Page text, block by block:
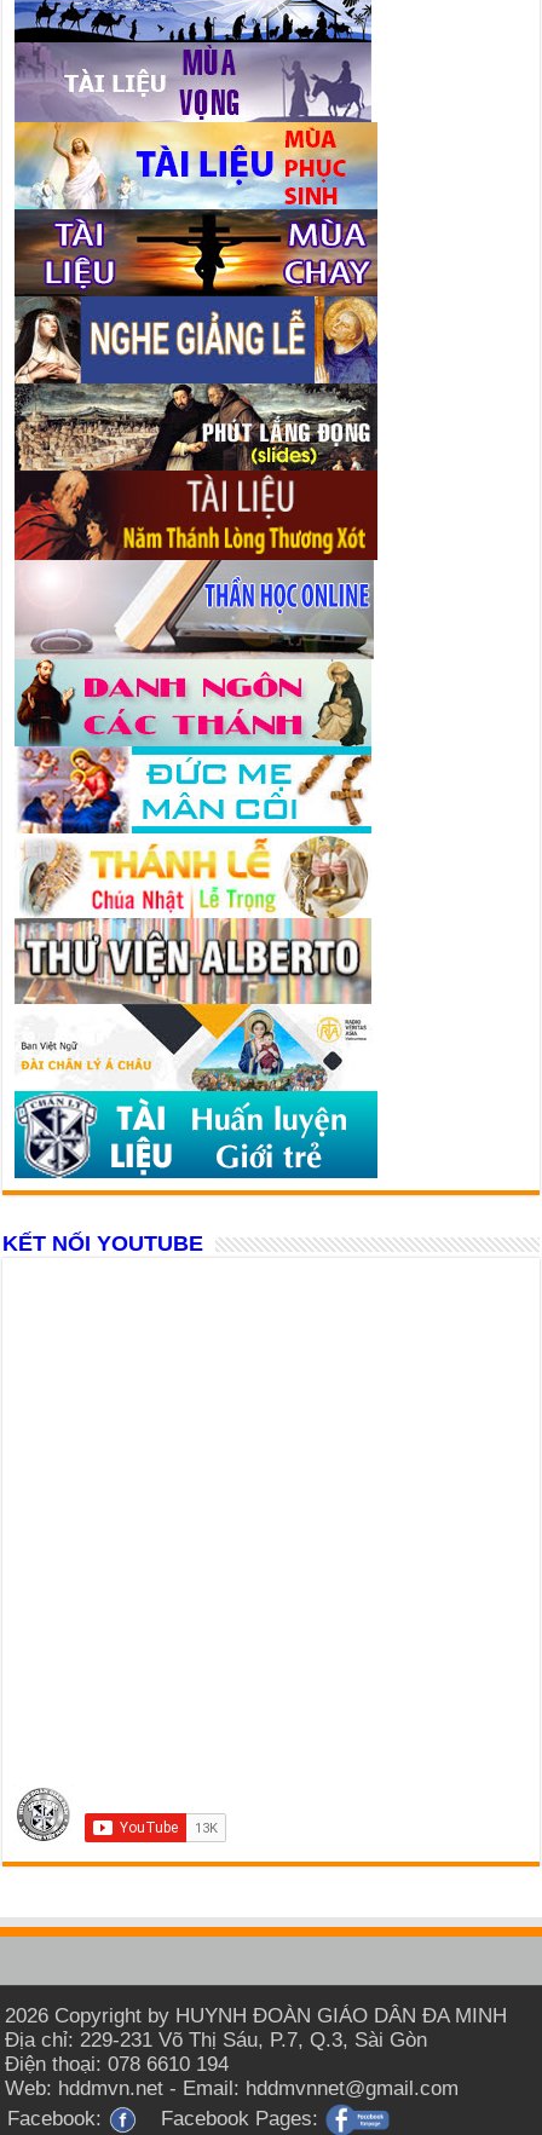
KẾT NỐI YOUTUBE
2026 Copyright by HUYNH ĐOÀN GIÁO DÂN ĐA MINH
Địa chỉ: 229-231 Võ Thị Sáu, P.7, Q.3, Sài Gòn
Điện thoại: 078 6610 194
Web: hddmvn.net - Email: hddmvnnet@gmail.com
Facebook:
Facebook Pages: